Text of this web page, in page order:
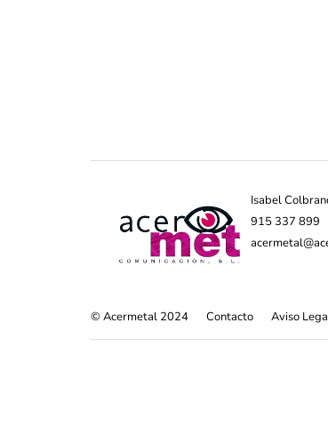
Isabel
915 337 899
© Acermetal 2024 Contacto Aviso